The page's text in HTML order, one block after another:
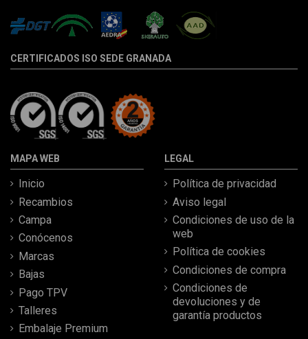
CERTIFICADOS ISO SEDE GRANADA
MAPA WEB
Inicio
Recambios
Campa
Conócenos
Marcas
Bajas
Pago TPV
Talleres
Embalaje Premium
LEGAL
Política de privacidad
Aviso legal
Condiciones de uso de la
web
Política de cookies
Condiciones de compra
Condiciones de
devoluciones y de
garantía productos